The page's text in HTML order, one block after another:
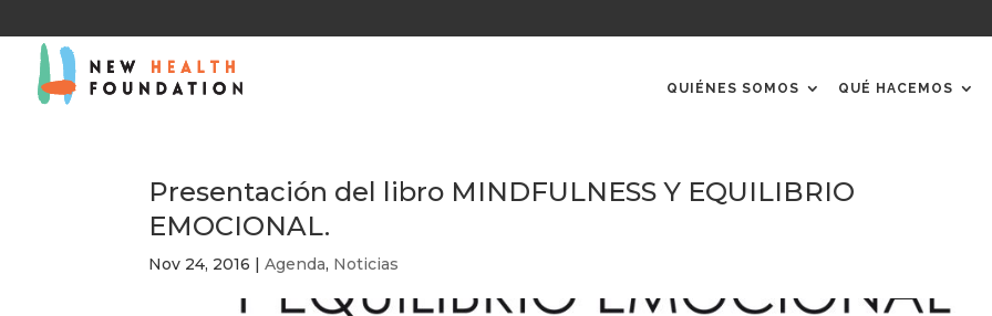
QUIÉNES SOMOS QUÉ HACEMOS
Presentación del libro MINDFULNESS Y EQUILIBRIO
EMOCIONAL.
Nov 24, 2016 |Agenda, Noticias